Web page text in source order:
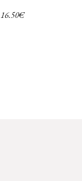
16,50€